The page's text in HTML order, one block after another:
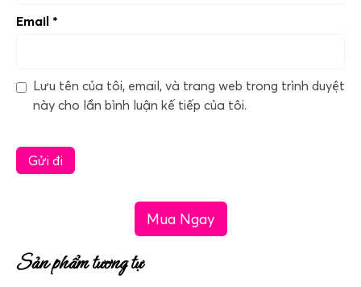
Email *
Lưu tên của tôi, email, và trang web trong trình duyệt
này cho lần bình luận kế tiếp của tôi.
Mua Ngay
Sản phẩm tương tự